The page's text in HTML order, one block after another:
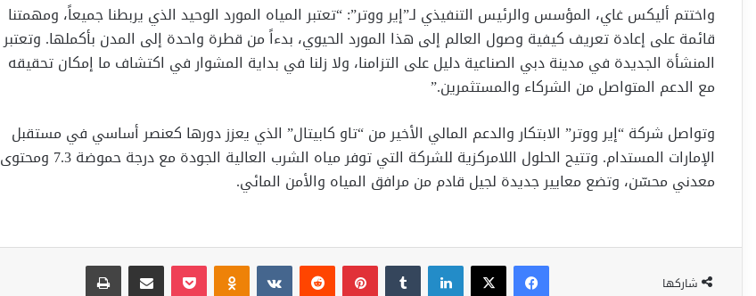
واختتم أليكس غاي، المؤسس والرئيس التنفيذي لـ”إير ووتر”: “تعتبر المياه المورد الوحيد الذي يربطنا جميعاً، ومهمتنا
قائمة على إعادة تعريف كيفية وصول العالم إلى هذا المورد الحيوي، بدءاً من قطرة واحدة إلى المدن بأكملها. وتعتبر
المنشأة الجديدة في مدينة دبي الصناعية دليل على التزامنا، ولا زلنا في بداية المشوار في اكتشاف ما إمكان تحقيقه
مع الدعم المتواصل من الشركاء والمستثمرين.”
وتواصل شركة “إير ووتر” الابتكار والدعم المالي الأخير من “تاو كابيتال” الذي يعزز دورها كعنصر أساسي في مستقبل
الإمارات المستدام. وتتيح الحلول اللامركزية للشركة التي توفر مياه الشرب العالية الجودة مع درجة حموضة 7.3 ومحتوى
معدني محسّن، وتضع معايير جديدة لجيل قادم من مرافق المياه والأمن المائي.
شاركها
فيسبوك‫X لينكدإن بينتيريست Odnoklassniki
‫Pocket مشاركة عبر البريد طباعة